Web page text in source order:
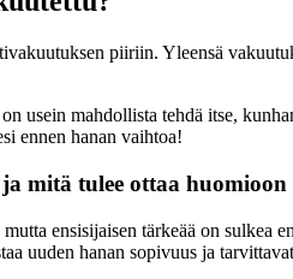
piiriin. Yleensä
usein mahdollista tehdä itse,
ennen hanan vaihtoa!
mitä tulee ottaa huomioon
ensisijaisen tärkeää on sulkea
uuden hanan sopivuus ja